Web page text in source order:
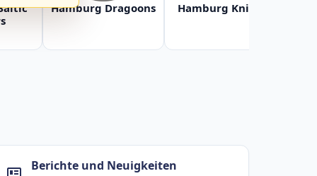
Hamburg Dragoons Hamburg Knights
Berichte und Neuigkeiten